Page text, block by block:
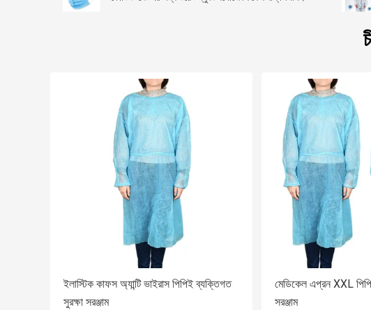
ইলাস্টিক কাফস অ্যান্টি ভাইরাস পিপিই ব্যক্তিগত
সুরক্ষা সরঞ্জাম
মেডিকেল এপ্রন XXL
সরঞ্জাম